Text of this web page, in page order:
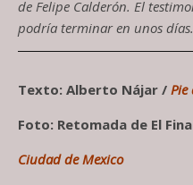
de Felipe Calderón. El
podría terminar en unos días.
Texto: Alberto Nájar / Pie
Foto: Retomada de El
Ciudad de Mexico